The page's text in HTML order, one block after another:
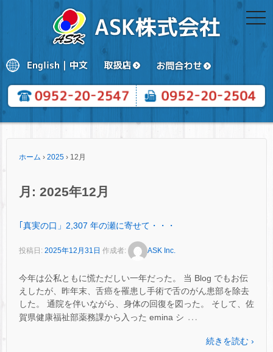
ホーム › 2025 › 12月
月: 2025年12月
｢真実の口」2,307 年の瀬に寄せて・・・
投稿日: 2025年12月31日 作成者: ASK Inc.
今年は公私ともに慌ただしい一年だった。 当 Blog でもお伝
えしたが、昨年末、舌癌を罹患し手術で舌のがん患部を除去
した。 通院を伴いながら、身体の回復を図った。 そして、佐
賀県健康福祉部薬務課から入った emina シ …
続きを読む ›